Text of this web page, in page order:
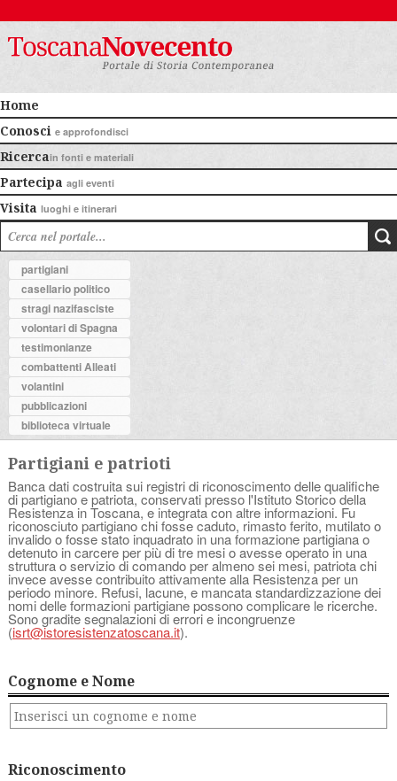
Home
Conosci e approfondisci
Ricercain fonti e materiali
Partecipa agli eventi
Visita luoghi e itinerari
partigiani
casellario politico
stragi nazifasciste
volontari di Spagna
testimonianze
combattenti Alleati
volantini
pubblicazioni
biblioteca virtuale
Partigiani e patrioti
Banca dati costruita sui registri di riconoscimento delle qualifiche
di partigiano e patriota, conservati presso l'Istituto Storico della
Resistenza in Toscana, e integrata con altre informazioni. Fu
riconosciuto partigiano chi fosse caduto, rimasto ferito, mutilato o
invalido o fosse stato inquadrato in una formazione partigiana o
detenuto in carcere per più di tre mesi o avesse operato in una
struttura o servizio di comando per almeno sei mesi, patriota chi
invece avesse contribuito attivamente alla Resistenza per un
periodo minore. Refusi, lacune, e mancata standardizzazione dei
nomi delle formazioni partigiane possono complicare le ricerche.
Sono gradite segnalazioni di errori e incongruenze
(isrt@istoresistenzatoscana.it).
Cognome e Nome
Riconoscimento